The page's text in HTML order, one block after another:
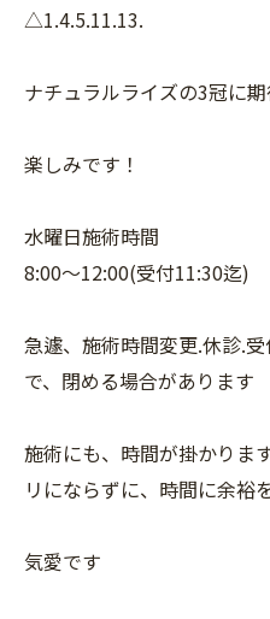
△1.4.5.11.13.
ナチュラルライズの3冠に
楽しみです！
水曜日施術時間
8:00〜12:00(受付11:30迄)
急遽、施術時間変更.休診.
で、閉める場合があります
施術にも、時間が掛かりま
リにならずに、時間に余裕
気愛です